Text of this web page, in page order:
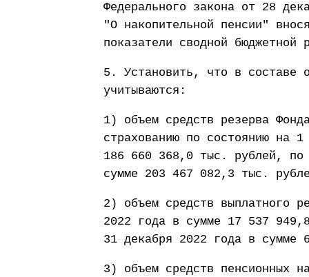
Федерального закона от 28
"О накопительной пенсии"
показатели сводной бюджетной
5. Установить, что в составе
учитываются:
1) объем средств резерва
страхованию по состоянию на
186 660 368,0 тыс. рублей, по
сумме 203 467 082,3 тыс.
2) объем средств выплатного
2022 года в сумме 17 537
31 декабря 2022 года в
3) объем средств пенсионных